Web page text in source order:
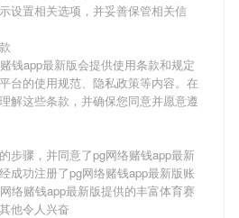
设置相关选项，并妥善保管相关信
钱app最新版会提供使用条款和规定
台的使用规范、隐私政策等内容。在
解这些条款，并确保您同意并愿意遵
步骤，并同意了pg网络赌钱app最新
成功注册了pg网络赌钱app最新版账
络赌钱app最新版提供的丰富体育赛
他令人兴奋